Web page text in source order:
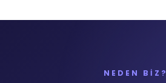
NEDEN BİZ?